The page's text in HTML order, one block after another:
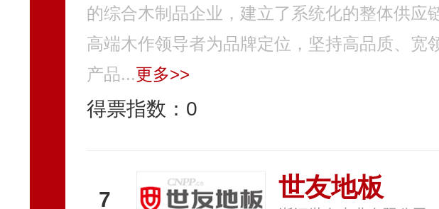
的综合木制品企业，建立了系统化的整体供应
高端木作领导者为品牌定位，坚持高品质、宽
产品...更多>>
得票指数： 0
7 世友地板